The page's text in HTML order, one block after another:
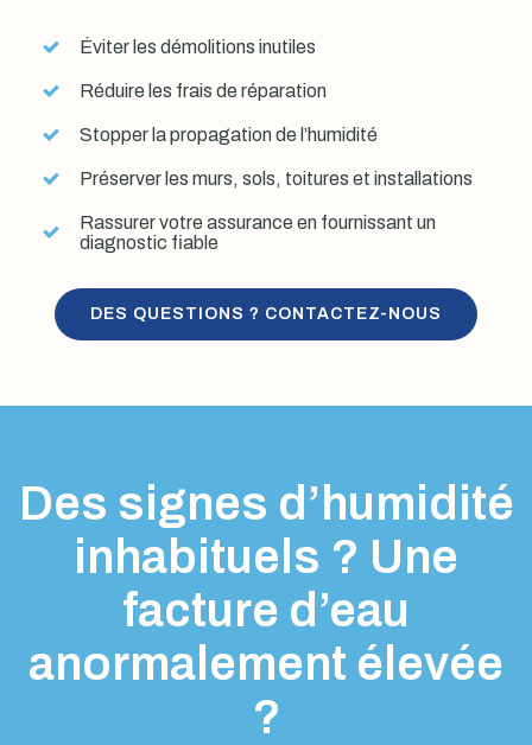
Éviter les démolitions inutiles
Réduire les frais de réparation
Stopper la propagation de l’humidité
Préserver les murs, sols, toitures et installations
Rassurer votre assurance en fournissant un
diagnostic fiable
DES QUESTIONS ? CONTACTEZ-NOUS
Des signes d’humidité
inhabituels ? Une
facture d’eau
anormalement élevée
?